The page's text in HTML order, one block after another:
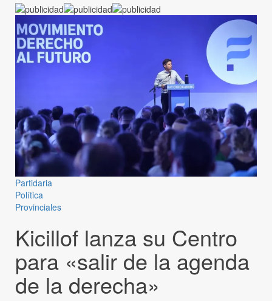
Partidaria
Política
Provinciales
Kicillof lanza su Centro
para «salir de la agenda
de la derecha»